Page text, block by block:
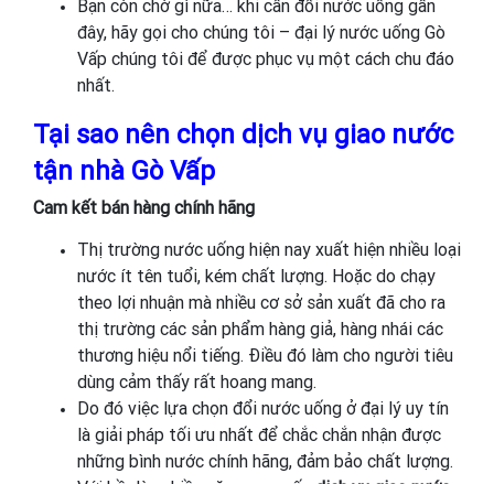
Bạn còn chờ gì nữa… khi cần đổi nước uống gần
đây, hãy gọi cho chúng tôi – đại lý nước uống Gò
Vấp chúng tôi để được phục vụ một cách chu đáo
nhất.
Tại sao nên chọn dịch vụ giao nước
tận nhà Gò Vấp
Cam kết bán hàng chính hãng
Thị trường nước uống hiện nay xuất hiện nhiều loại
nước ít tên tuổi, kém chất lượng. Hoặc do chạy
theo lợi nhuận mà nhiều cơ sở sản xuất đã cho ra
thị trường các sản phẩm hàng giả, hàng nhái các
thương hiệu nổi tiếng. Điều đó làm cho người tiêu
dùng cảm thấy rất hoang mang.
Do đó việc lựa chọn đổi nước uống ở đại lý uy tín
là giải pháp tối ưu nhất để chắc chắn nhận được
những bình nước chính hãng, đảm bảo chất lượng.